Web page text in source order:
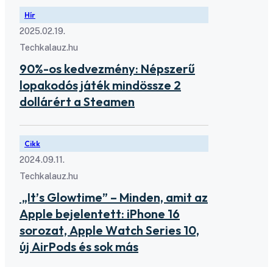
Hír
2025.02.19.
Techkalauz.hu
90%-os kedvezmény: Népszerű
lopakodós játék mindössze 2
dollárért a Steamen
Cikk
2024.09.11.
Techkalauz.hu
„It’s Glowtime” – Minden, amit az
Apple bejelentett: iPhone 16
sorozat, Apple Watch Series 10,
új AirPods és sok más